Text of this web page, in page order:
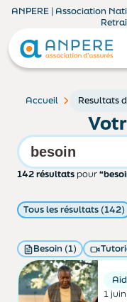
ANPERE | Association
Accueil Resultats
142 résultats pour
Tous les résultats (142)
Besoin (1)
1